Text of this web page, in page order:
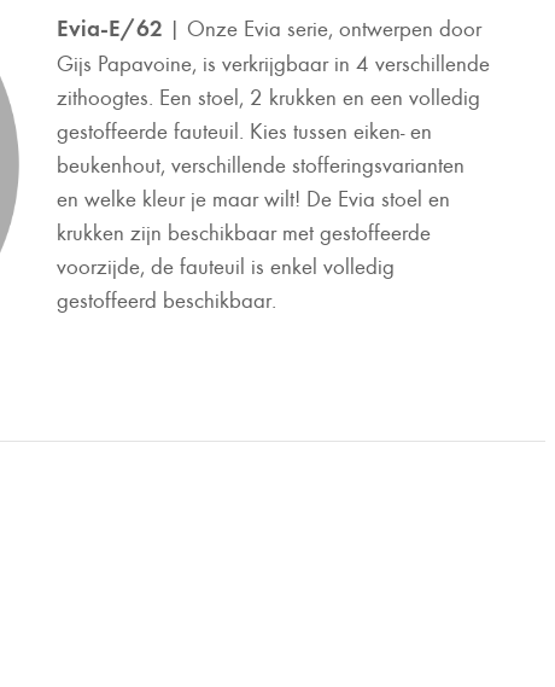
Evia-E/62 | Onze Evia serie, ontwerpen door
Gijs Papavoine, is verkrijgbaar in 4 verschillende
zithoogtes. Een stoel, 2 krukken en een volledig
gestoffeerde fauteuil. Kies tussen eiken- en
beukenhout, verschillende stofferingsvarianten
en welke kleur je maar wilt! De Evia stoel en
krukken zijn beschikbaar met gestoffeerde
voorzijde, de fauteuil is enkel volledig
gestoffeerd beschikbaar.